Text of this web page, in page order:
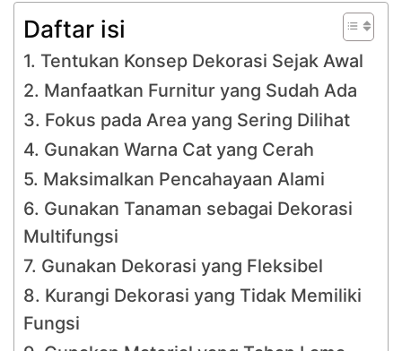
Daftar isi
1. Tentukan Konsep Dekorasi Sejak Awal
2. Manfaatkan Furnitur yang Sudah Ada
3. Fokus pada Area yang Sering Dilihat
4. Gunakan Warna Cat yang Cerah
5. Maksimalkan Pencahayaan Alami
6. Gunakan Tanaman sebagai Dekorasi
Multifungsi
7. Gunakan Dekorasi yang Fleksibel
8. Kurangi Dekorasi yang Tidak Memiliki
Fungsi